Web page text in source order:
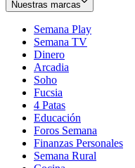
Nuestras marcas
Semana Play
Semana TV
Dinero
Arcadia
Soho
in
new
window
Fucsia
in
new
window
4 Patas
Educación
Foros Semana
Finanzas Personales
Semana Rural